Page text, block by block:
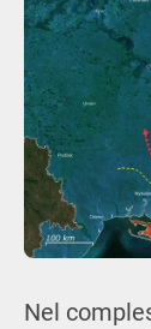
Nel